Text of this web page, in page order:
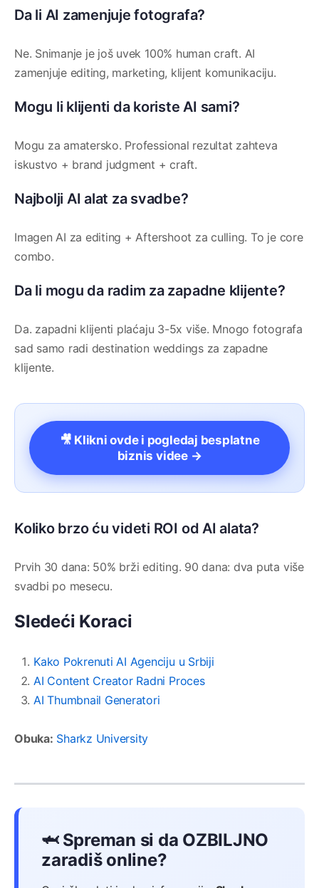
Da li AI zamenjuje fotografa?
Ne. Snimanje je još uvek 100% human craft. AI
zamenjuje editing, marketing, klijent komunikaciju.
Mogu li klijenti da koriste AI sami?
Mogu za amatersko. Professional rezultat zahteva
iskustvo + brand judgment + craft.
Najbolji AI alat za svadbe?
Imagen AI za editing + Aftershoot za culling. To je core
combo.
Da li mogu da radim za zapadne klijente?
Da. zapadni klijenti plaćaju 3-5x više. Mnogo fotografa
sad samo radi destination weddings za zapadne
klijente.
🎥 Klikni ovde i pogledaj besplatne
biznis videe →
Koliko brzo ću videti ROI od AI alata?
Prvih 30 dana: 50% brži editing. 90 dana: dva puta više
svadbi po mesecu.
Sledeći Koraci
Kako Pokrenuti AI Agenciju u Srbiji
AI Content Creator Radni Proces
AI Thumbnail Generatori
Obuka: Sharkz University
🦈 Spreman si da OZBILJNO
zaradiš online?